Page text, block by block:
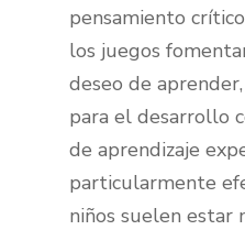
pensamiento
los juegos
deseo de
para el desarrollo
de aprendizaje
particularmente
niños suelen estar